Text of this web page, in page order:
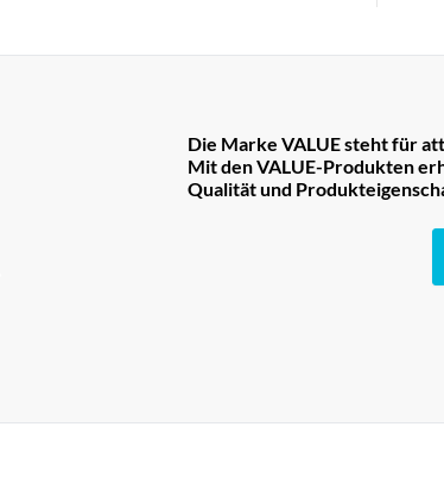
Die Marke VALUE steht für
Mit den VALUE-Produkten
Qualität und